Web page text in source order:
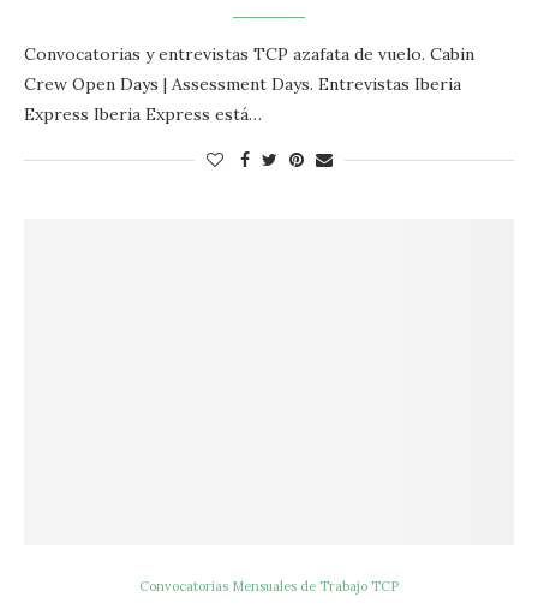
Convocatorias y entrevistas TCP azafata de vuelo. Cabin
Crew Open Days | Assessment Days. Entrevistas Iberia
Express Iberia Express está…
Convocatorias Mensuales de Trabajo TCP